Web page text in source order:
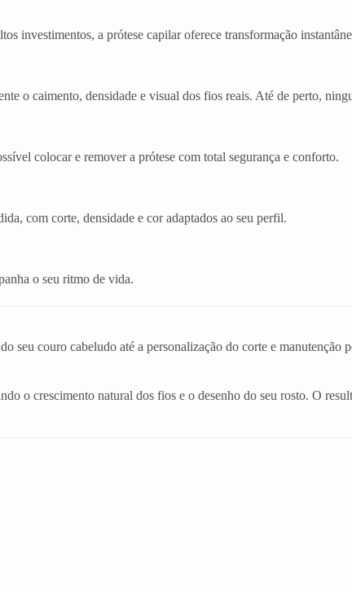
investimentos, a prótese capilar oferece transformação
o caimento, densidade e visual dos fios reais. Até de perto,
colocar e remover a prótese com total segurança e conforto.
com corte, densidade e cor adaptados ao seu perfil.
o seu ritmo de vida.
seu couro cabeludo até a personalização do corte e manutenção
o crescimento natural dos fios e o desenho do seu rosto. O